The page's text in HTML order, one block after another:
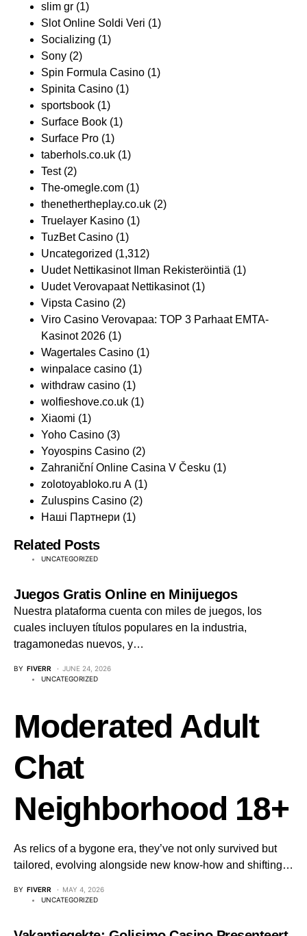
slim gr (1)
Slot Online Soldi Veri (1)
Socializing (1)
Sony (2)
Spin Formula Casino (1)
Spinita Casino (1)
sportsbook (1)
Surface Book (1)
Surface Pro (1)
taberhols.co.uk (1)
Test(2)
The-omegle.com (1)
thenethertheplay.co.uk (2)
Truelayer Kasino (1)
TuzBet Casino (1)
Uncategorized (1,312)
Uudet Nettikasinot Ilman Rekisteröintiä (1)
Uudet Verovapaat Nettikasinot(1)
Vipsta Casino (2)
Viro Casino Verovapaa: TOP 3 Parhaat EMTA-
Kasinot 2026 (1)
Wagertales Casino (1)
winpalace casino (1)
withdraw casino (1)
wolfieshove.co.uk (1)
Xiaomi (1)
Yoho Casino (3)
Yoyospins Casino (2)
Zahraniční Online Casina V Česku (1)
zolotoyabloko.ru A (1)
Zuluspins Casino (2)
Наші Партнери (1)
Related Posts
UNCATEGORIZED
Juegos Gratis Online en Minijuegos
Nuestra plataforma cuenta con miles de juegos, los
cuales incluyen títulos populares en la industria,
tragamonedas nuevos, y…
BY FIVERR
JUNE 24, 2026
UNCATEGORIZED
Moderated Adult
Chat
Neighborhood 18+
As relics of a bygone era, they’ve not only survived but
tailored, evolving alongside new know-how and shifting…
BY FIVERR
MAY 4, 2026
UNCATEGORIZED